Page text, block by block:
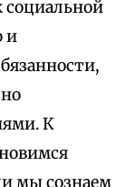
социальной
и
К
мы сознаем